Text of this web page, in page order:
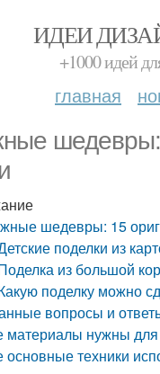
ИДЕИ
+1000 идей
главная
шедевры:
шедевры: 15
поделки из
из большой
поделку можно
вопросы и
материалы нужны для
основные техники